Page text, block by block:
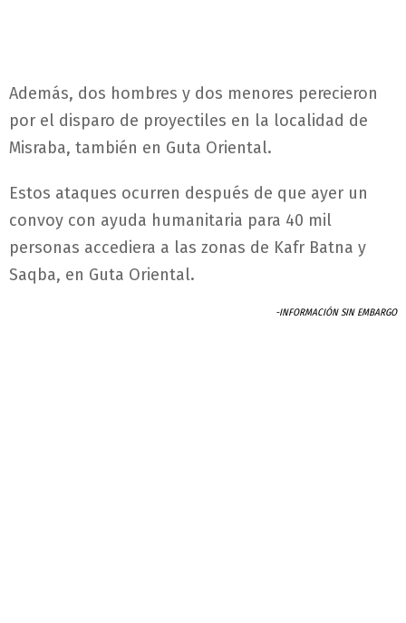
Además, dos hombres y dos menores perecieron
por el disparo de proyectiles en la localidad de
Misraba, también en Guta Oriental.
Estos ataques ocurren después de que ayer un
convoy con ayuda humanitaria para 40 mil
personas accediera a las zonas de Kafr Batna y
Saqba, en Guta Oriental.
-INFORMACIÓN SIN EMBARGO